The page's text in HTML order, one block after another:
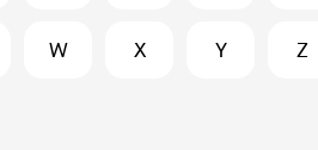
W X Y Z